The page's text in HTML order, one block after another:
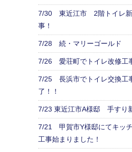
7/30 東近江市 2階トイレ
事！
7/28 続・マリーゴールド
7/26 愛荘町でトイレ改修工
7/25 長浜市でトイレ交換工
了！！
7/23 東近江市A様邸 手すり
7/21 甲賀市Y様邸にてキッ
工事始まりました！